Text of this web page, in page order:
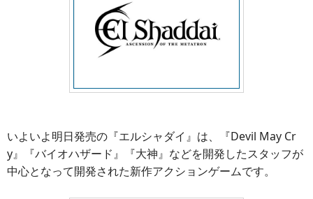
いよいよ明日発売の『エルシャダイ』は、『Devil May Cr
y』『バイオハザード』『大神』などを開発したスタッフが
中心となって開発された新作アクションゲームです。